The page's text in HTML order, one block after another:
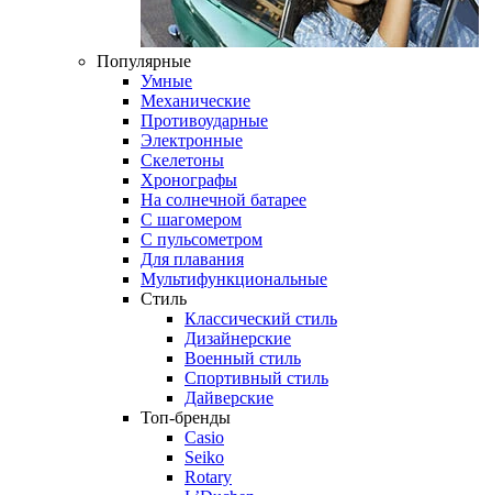
Популярные
Умные
Механические
Противоударные
Электронные
Скелетоны
Хронографы
На солнечной батарее
С шагомером
С пульсометром
Для плавания
Мультифункциональные
Стиль
Классический стиль
Дизайнерские
Военный стиль
Спортивный стиль
Дайверские
Топ-бренды
Casio
Seiko
Rotary